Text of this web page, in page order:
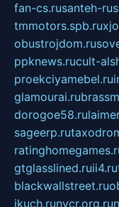
fan-cs.rusanteh-
tmmotors.spb.ru
obustrojdom.ru
ppknews.rucult-
proekciyamebel.ru
glamourai.ru
dorogoe58.ru
sageerp.ru
gtglasslined.ruii4.ru
blackwallstreet.ru
ikuch.runycr.org.ru